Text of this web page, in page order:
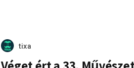
tixa